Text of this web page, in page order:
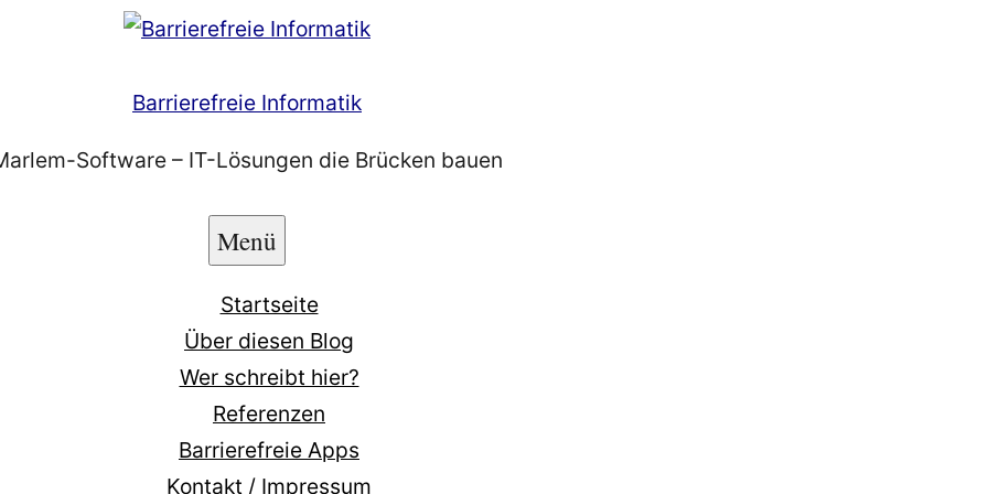
Barrierefreie Informatik
Software – IT-Lösungen die Brücken bauen
Menü
Startseite
Über diesen Blog
Wer schreibt hier?
Referenzen
Barrierefreie Apps
Kontakt / Impressum